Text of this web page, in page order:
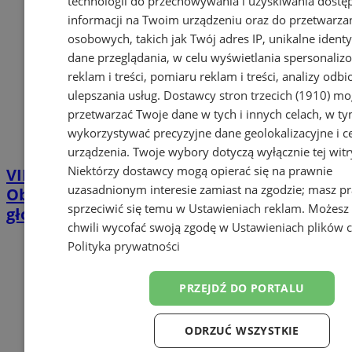
VIII edycja Pyskowickiego Budżetu
Obywatelskiego - niebawem wystartuje
głosowanie!
informacji na Twoim urządzeniu oraz do
osobowych, takich jak Twój adres IP, unikalne
dane przeglądania, w celu wyświetlania
reklam i treści, pomiaru reklam i treści, analizy
ulepszania usług. Dostawcy stron trzecich (1910)
przetwarzać Twoje dane w tych i innych celach, w
wykorzystywać precyzyjne dane geolokalizacyjne i
urządzenia. Twoje wybory dotyczą wyłącznie tej
Niektórzy dostawcy mogą opierać się na prawnie
uzasadnionym interesie zamiast na zgodzie; masz
sprzeciwić się temu w Ustawieniach reklam.
chwili wycofać swoją zgodę w Ustawieniach plików
Polityka prywatności
PRZEJDŹ DO PORTALU
ODRZUĆ WSZYSTKIE